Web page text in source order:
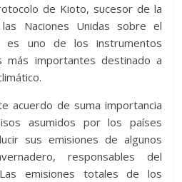
de Kioto, sucesor de la
Naciones Unidas sobre el
es uno de los instrumentos
más importantes destinado a
acuerdo de suma importancia
asumidos por los países
sus emisiones de algunos
responsables del
emisiones totales de los